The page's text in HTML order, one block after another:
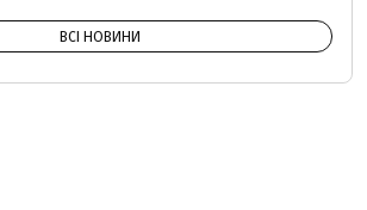
ВСІ НОВИНИ